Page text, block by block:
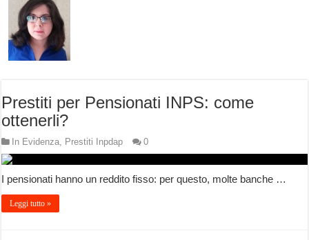
Prestiti per Pensionati INPS: come
ottenerli?
In Evidenza, Prestiti Inpdap 0
I pensionati hanno un reddito fisso: per questo, molte banche …
Leggi tutto »